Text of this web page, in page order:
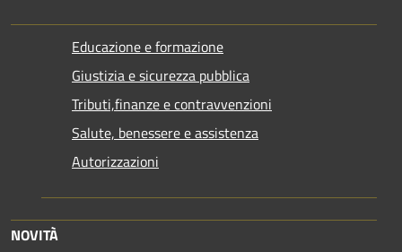
Educazione e formazione
Giustizia e sicurezza pubblica
Tributi,finanze e contravvenzioni
Salute, benessere e assistenza
Autorizzazioni
NOVITÀ